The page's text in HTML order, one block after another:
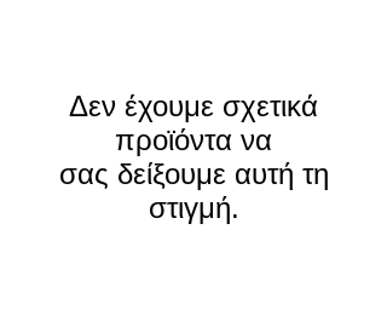
Δεν έχουμε σχετικά
προϊόντα να
σας δείξουμε αυτή τη
στιγμή.